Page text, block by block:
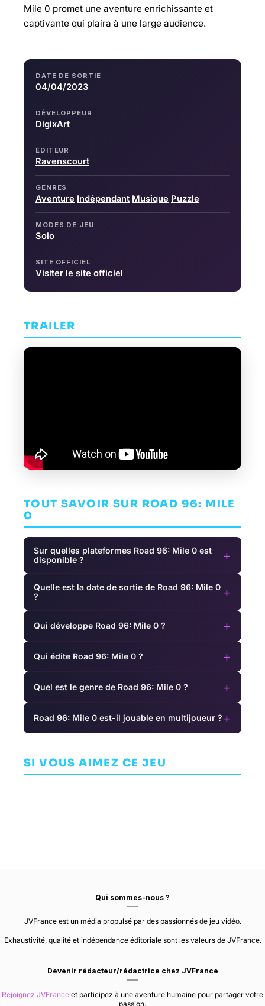
Mile 0 promet une aventure enrichissante et
captivante qui plaira à une large audience.
DATE DE SORTIE
04/04/2023
DÉVELOPPEUR
DigixArt
ÉDITEUR
Ravenscourt
GENRES
Aventure Indépendant Musique Puzzle
MODES DE JEU
Solo
SITE OFFICIEL
Visiter le site officiel
TRAILER
TOUT SAVOIR SUR ROAD 96: MILE
0
Sur quelles plateformes Road 96: Mile 0 est
disponible ?
+
Quelle est la date de sortie de Road 96: Mile 0
?
+
Qui développe Road 96: Mile 0 ? +
Qui édite Road 96: Mile 0 ? +
Quel est le genre de Road 96: Mile 0 ? +
Road 96: Mile 0 est-il jouable en multijoueur ?+
SI VOUS AIMEZ CE JEU
SABER
Metal Gear
KONAMI DIGITAL
Qui sommes-nous ?
JVFrance est un média propulsé par des passionnés de jeu vidéo.
Exhaustivité, qualité et indépendance éditoriale sont les valeurs de JVFrance.
Devenir rédacteur/rédactrice chez JVFrance
Rejoignez JVFrance et participez à une aventure humaine pour partager votre
passion.